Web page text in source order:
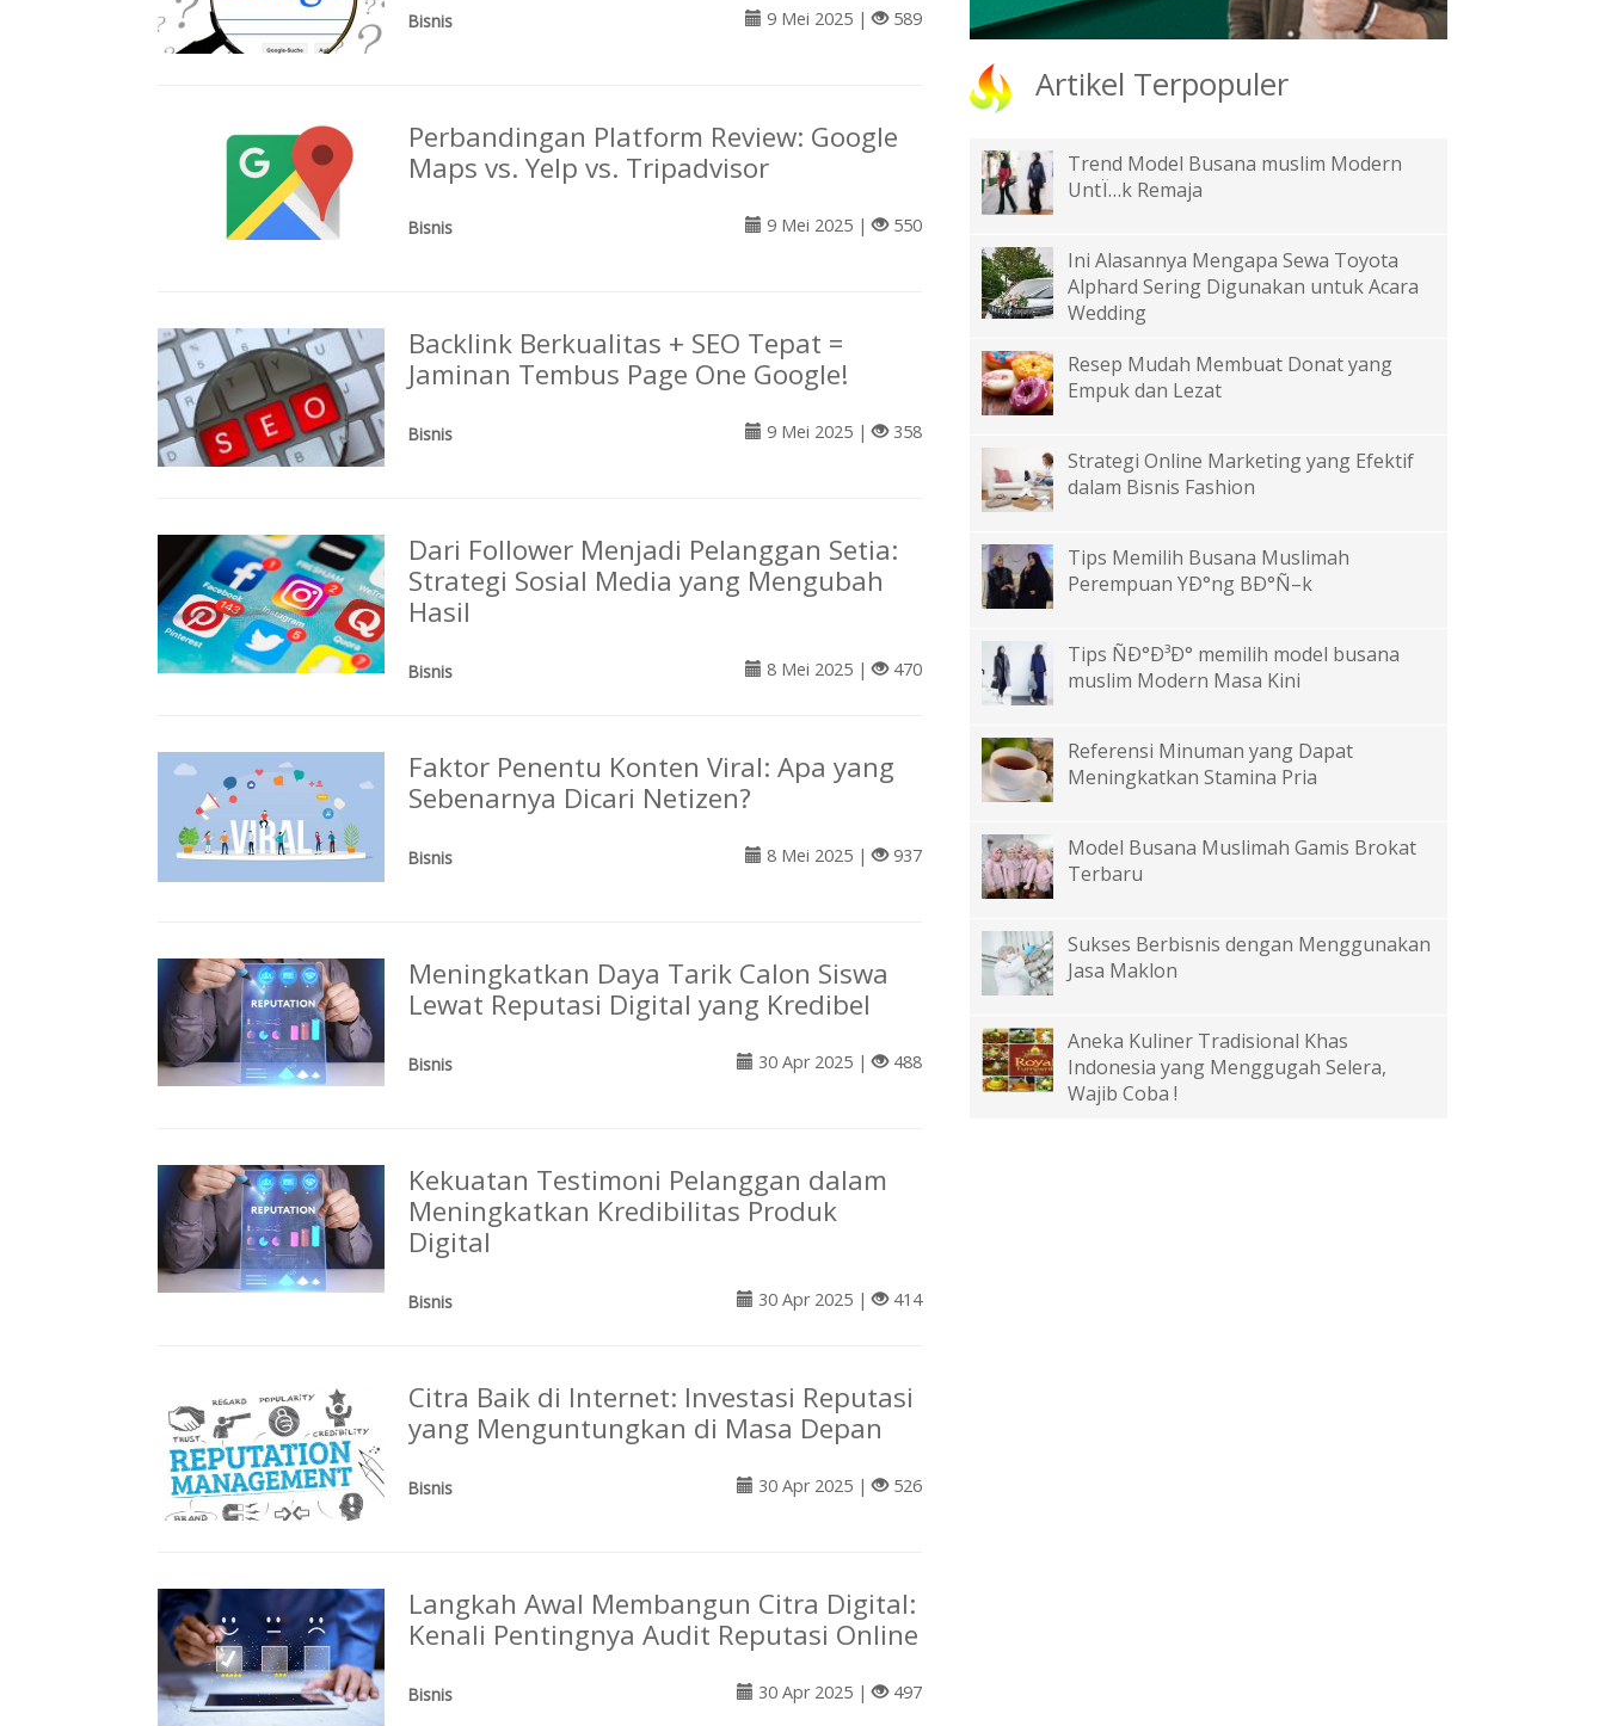
Bisnis 9 Mei 2025 | 589
Perbandingan Platform Review: Google
Maps vs. Yelp vs. Tripadvisor
Bisnis 9 Mei 2025 | 550
Backlink Berkualitas + SEO Tepat =
Jaminan Tembus Page One Google!
Bisnis 9 Mei 2025 | 358
Dari Follower Menjadi Pelanggan Setia:
Strategi Sosial Media yang Mengubah
Hasil
Bisnis 8 Mei 2025 | 470
Faktor Penentu Konten Viral: Apa yang
Sebenarnya Dicari Netizen?
Bisnis 8 Mei 2025 | 937
Meningkatkan Daya Tarik Calon Siswa
Lewat Reputasi Digital yang Kredibel
Bisnis 30 Apr 2025 | 488
Kekuatan Testimoni Pelanggan dalam
Meningkatkan Kredibilitas Produk
Digital
Bisnis 30 Apr 2025 | 414
Citra Baik di Internet: Investasi Reputasi
yang Menguntungkan di Masa Depan
Bisnis 30 Apr 2025 | 526
Langkah Awal Membangun Citra Digital:
Kenali Pentingnya Audit Reputasi Online
Bisnis 30 Apr 2025 | 497
Artikel Terpopuler
Trend Model Busana muslim Modern
UntÏ…k Remaja
Ini Alasannya Mengapa Sewa Toyota
Alphard Sering Digunakan untuk Acara
Wedding
Resep Mudah Membuat Donat yang
Empuk dan Lezat
Strategi Online Marketing yang Efektif
dalam Bisnis Fashion
Tips Memilih Busana Muslimah
Perempuan YÐ°ng BÐ°Ñ–k
Tips ÑÐ°Ð³Ð° memilih model busana
muslim Modern Masa Kini
Referensi Minuman yang Dapat
Meningkatkan Stamina Pria
Model Busana Muslimah Gamis Brokat
Terbaru
Sukses Berbisnis dengan Menggunakan
Jasa Maklon
Aneka Kuliner Tradisional Khas
Indonesia yang Menggugah Selera,
Wajib Coba !